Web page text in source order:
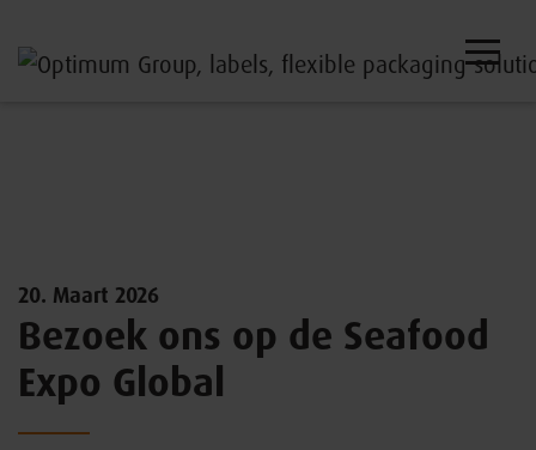
20. Maart 2026
Bezoek ons op de Seafood
Expo Global